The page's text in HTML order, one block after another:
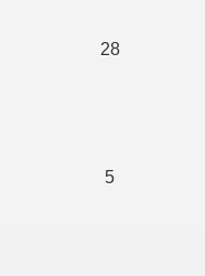
28
5